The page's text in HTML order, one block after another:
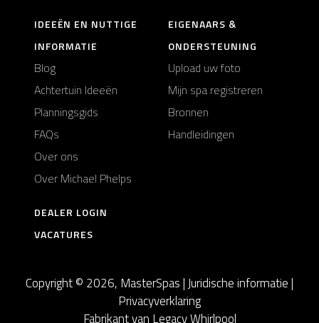
IDEEËN EN NUTTIGE
INFORMATIE
Blog
Achtertuin Ideeën
Planningsgids
FAQs
Over ons
Over Michael Phelps
EIGENAARS &
ONDERSTEUNING
Upload uw foto
Mijn spa registreren
Bronnen
Handleidingen
DEALER LOGIN
VACATURES
Copyright © 2026, MasterSpas |Juridische informatie|
Privacyverklaring
Fabrikant van Legacy Whirlpool